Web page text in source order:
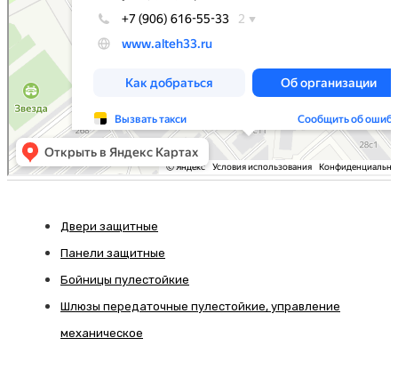
Двери защитные
Панели защитные
Бойницы пулестойкие
Шлюзы передаточные пулестойкие, управление
механическое